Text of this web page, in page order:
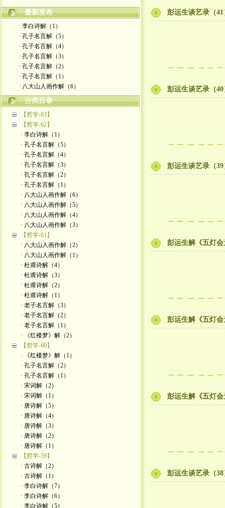
最新发布
· 李白诗解（1）
· 孔子名言解（5）
· 孔子名言解（4）
· 孔子名言解（3）
· 孔子名言解（2）
· 孔子名言解（1）
· 八大山人画作解（6）
分类目录
【哲学-63】
【哲学-62】
· 李白诗解（1）
· 孔子名言解（5）
· 孔子名言解（4）
· 孔子名言解（3）
· 孔子名言解（2）
· 孔子名言解（1）
· 八大山人画作解（6）
· 八大山人画作解（5）
· 八大山人画作解（4）
· 八大山人画作解（3）
【哲学-61】
· 八大山人画作解（2）
· 八大山人画作解（1）
· 杜甫诗解（4）
· 杜甫诗解（3）
· 杜甫诗解（2）
· 杜甫诗解（1）
· 老子名言解（3）
· 老子名言解（2）
· 老子名言解（1）
· 《红楼梦》解（2）
【哲学-60】
· 《红楼梦》解（1）
· 孔子名言解（2）
· 孔子名言解（1）
· 宋词解（2）
· 宋词解（1）
· 唐诗解（5）
· 唐诗解（4）
· 唐诗解（3）
· 唐诗解（2）
· 唐诗解（1）
【哲学-59】
· 古诗解（2）
· 古诗解（1）
· 李白诗解（7）
· 李白诗解（6）
· 李白诗解（5）
彭运生谈艺录（41
彭运生谈艺录（40
彭运生谈艺录（39
彭运生解《五灯
彭运生解《五灯
彭运生解《五灯
彭运生谈艺录（38